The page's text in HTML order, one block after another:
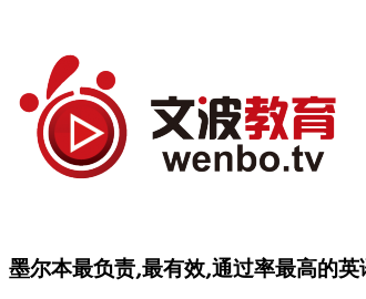
墨尔本最负责,最有效,通过率最高的